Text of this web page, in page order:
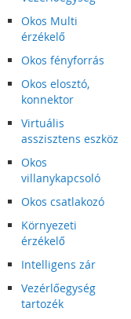
Okos Multi
érzékelő
Okos fényforrás
Okos elosztó,
konnektor
Virtuális
asszisztens eszköz
Okos
villanykapcsoló
Okos csatlakozó
Környezeti
érzékelő
Intelligens zár
Vezérlőegység
tartozék